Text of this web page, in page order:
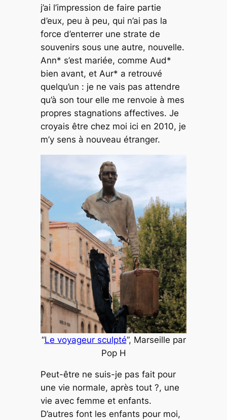
j’ai l’impression de faire partie
d’eux, peu à peu, qui n’ai pas la
force d’enterrer une strate de
souvenirs sous une autre, nouvelle.
Ann* s’est mariée, comme Aud*
bien avant, et Aur* a retrouvé
quelqu’un : je ne vais pas attendre
qu’à son tour elle me renvoie à mes
propres stagnations affectives. Je
croyais être chez moi ici en 2010, je
m’y sens à nouveau étranger.
“Le voyageur sculpté”, Marseille par
Pop H
Peut-être ne suis-je pas fait pour
une vie normale, après tout ?, une
vie avec femme et enfants.
D’autres font les enfants pour moi,